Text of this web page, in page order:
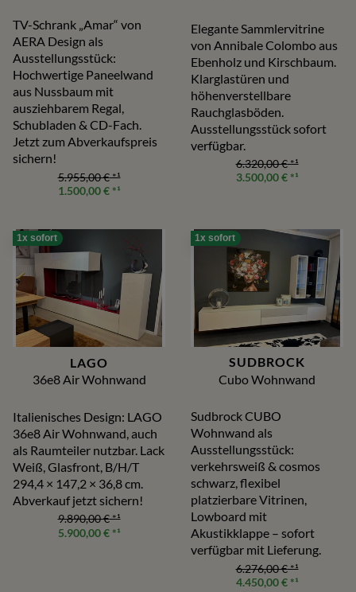
TV-Schrank „Amar“ von
AERA Design als
Ausstellungsstück:
Hochwertige Paneelwand
aus Nussbaum mit
ausziehbarem Regal,
Schubladen & CD-Fach.
Jetzt zum Abverkaufspreis
sichern!
5.955,00 €*¹
1.500,00 €*¹
Elegante Sammlervitrine
von Annibale Colombo aus
Ebenholz und Kirschbaum.
Klarglastüren und
höhenverstellbare
Rauchglasböden.
Ausstellungsstück sofort
verfügbar.
6.320,00 €*¹
3.500,00 €*¹
1x sofort
LAGO
36e8 Air Wohnwand
Italienisches Design: LAGO
36e8 Air Wohnwand, auch
als Raumteiler nutzbar. Lack
Weiß, Glasfront, B/H/T
294,4 × 147,2 × 36,8 cm.
Abverkauf jetzt sichern!
9.890,00 €*¹
5.900,00 €*¹
1x sofort
SUDBROCK
Cubo Wohnwand
Sudbrock CUBO
Wohnwand als
Ausstellungsstück:
verkehrsweiß & cosmos
schwarz, flexibel
platzierbare Vitrinen,
Lowboard mit
Akustikklappe – sofort
verfügbar mit Lieferung.
6.276,00 €*¹
4.450,00 €*¹